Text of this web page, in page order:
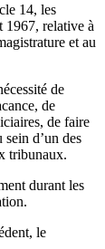
14, les
1967, relative à
et au
de
de
de faire
d’un des
tribunaux.
durant les
le